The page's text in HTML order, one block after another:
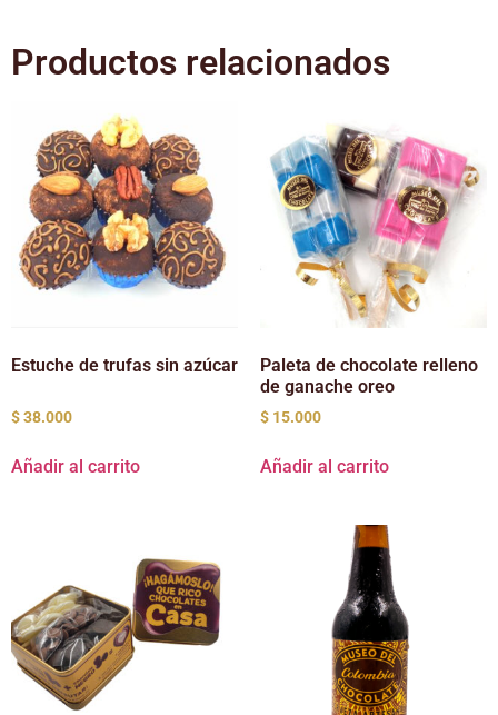
Productos relacionados
Estuche de trufas sin azúcar
$38.000
Añadir al carrito
Paleta de chocolate relleno
de ganache oreo
$ 15.000
Añadir al carrito